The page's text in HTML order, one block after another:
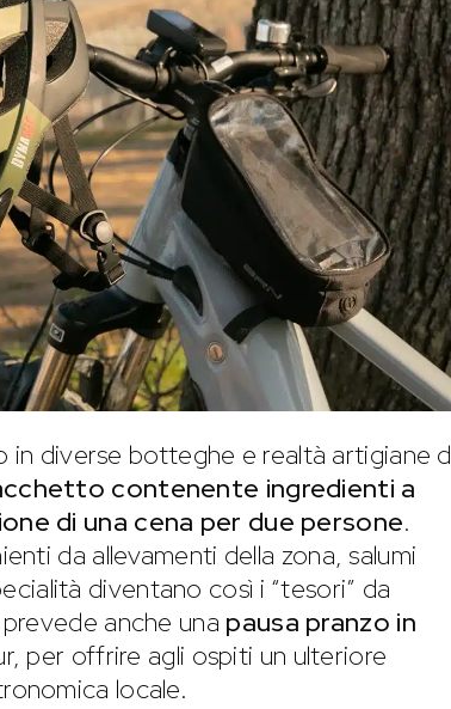
diverse botteghe e realtà artigiane
contenente ingredienti a
di una cena per due persone.
da allevamenti della zona, salumi
diventano così i “tesori” da
anche una pausa pranzo in
per offrire agli ospiti un ulteriore
locale.